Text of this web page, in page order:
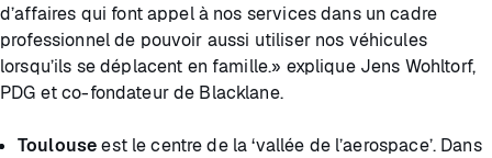
d’affaires qui font appel à nos services dans un cadre
professionnel de pouvoir aussi utiliser nos véhicules
lorsqu’ils se déplacent en famille.» explique Jens Wohltorf,
PDG et co-fondateur de Blacklane.
Toulouseest le centre de la ‘vallée de l’aerospace’. Dans